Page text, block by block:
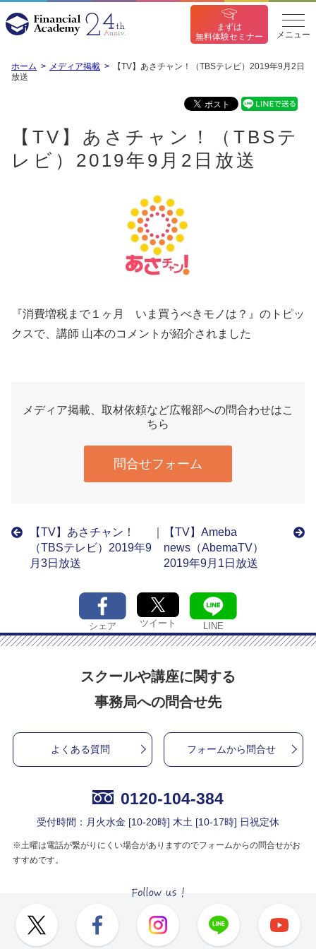
まずは
無料体験セミナー
メニュー
ホーム メディア掲載
【TV】あさチャン！（TBSテレビ）2019年9月2日
放送
【TV】あさチャン！（TBSテ
レビ）2019年9月2日放送
『消費増税まで１ヶ月 いま買うべきモノは？』のトピッ
クスで、講師 山本のコメントが紹介されました
メディア掲載、取材依頼など広報部への問合わせはこ
ちら
問合せフォーム
【TV】あさチャン！
（TBSテレビ）2019年9
月3日放送
【TV】Ameba
news（AbemaTV）
2019年9月1日放送
シェア ツイート LINE
スクールや講座に関する
事務局への問合せ先
よくある質問 フォームから問合せ
0120-104-384
受付時間：月火水金 [10-20時] 木土 [10-17時] 日祝定休
※土曜は電話が繋がりにくい場合がありますのでフォームからの問合せがお
すすめです。